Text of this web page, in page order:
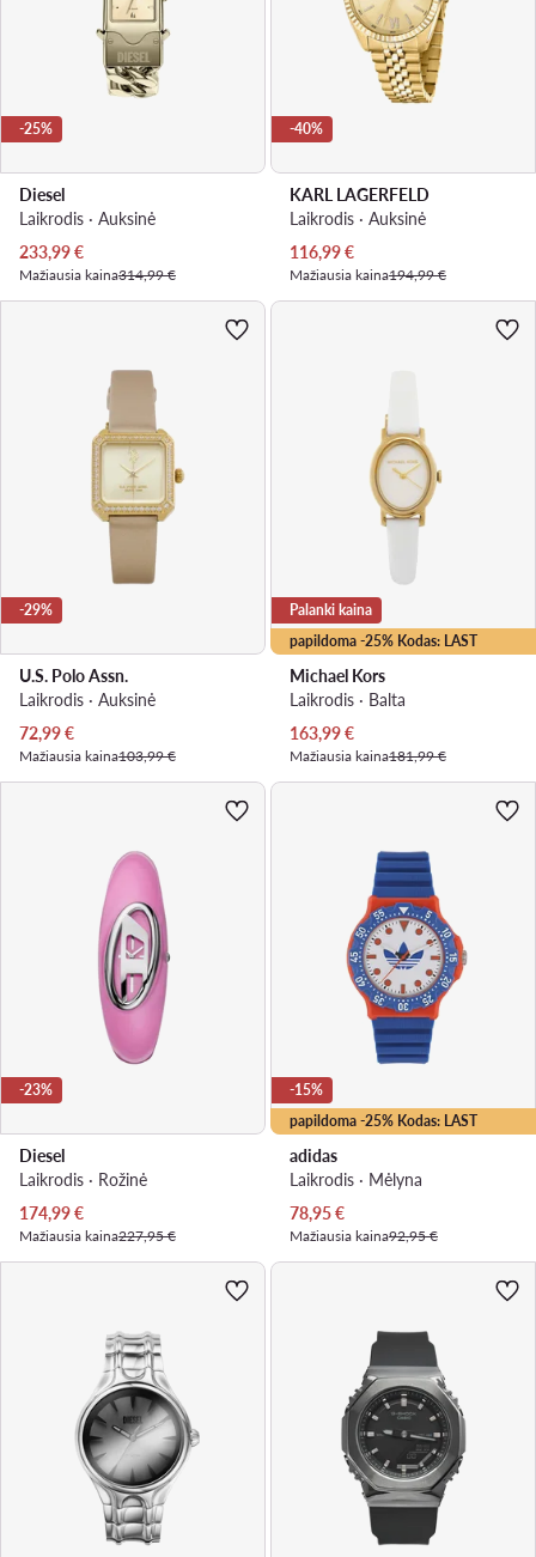
-25%
Diesel
Laikrodis · Auksinė
Dabartinė kaina
233,99€
Mažiausia kaina314,99 €
-40%
KARL LAGERFELD
Laikrodis · Auksinė
Dabartinė kaina
116,99€
Mažiausia kaina194,99 €
-29%
U.S. Polo Assn.
Laikrodis · Auksinė
Dabartinė kaina
72,99€
Mažiausia kaina103,99 €
papildoma -25% Kodas: LAST
Palanki kaina
Michael Kors
Laikrodis · Balta
Dabartinė kaina
163,99€
Mažiausia kaina181,99 €
-23%
Diesel
Laikrodis · Rožinė
Dabartinė kaina
174,99€
Mažiausia kaina227,95 €
papildoma -25% Kodas: LAST
-15%
adidas
Laikrodis · Mėlyna
Dabartinė kaina
78,95€
Mažiausia kaina92,95 €